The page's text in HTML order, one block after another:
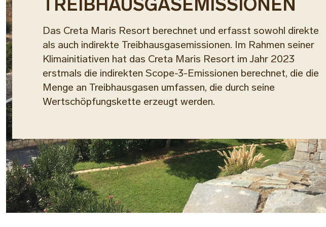
TREIBHAUSGASEMISSIONEN
Das Creta Maris Resort berechnet und erfasst sowohl direkte
als auch indirekte Treibhausgasemissionen. Im Rahmen seiner
Klimainitiativen hat das Creta Maris Resort im Jahr 2023
erstmals die indirekten Scope-3-Emissionen berechnet, die die
Menge an Treibhausgasen umfassen, die durch seine
Wertschöpfungskette erzeugt werden.